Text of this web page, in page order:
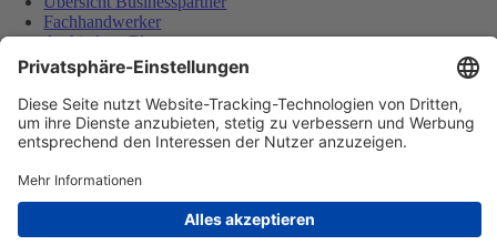
Fachhandwerker
Architekten/Planer
Bau und Immobilien
Shop
Kontakt
Impressum
Barrierefreiheit